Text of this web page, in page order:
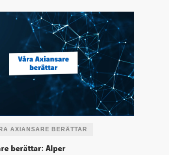
AXIANSARE BERÄTTAR
berättar: Alper